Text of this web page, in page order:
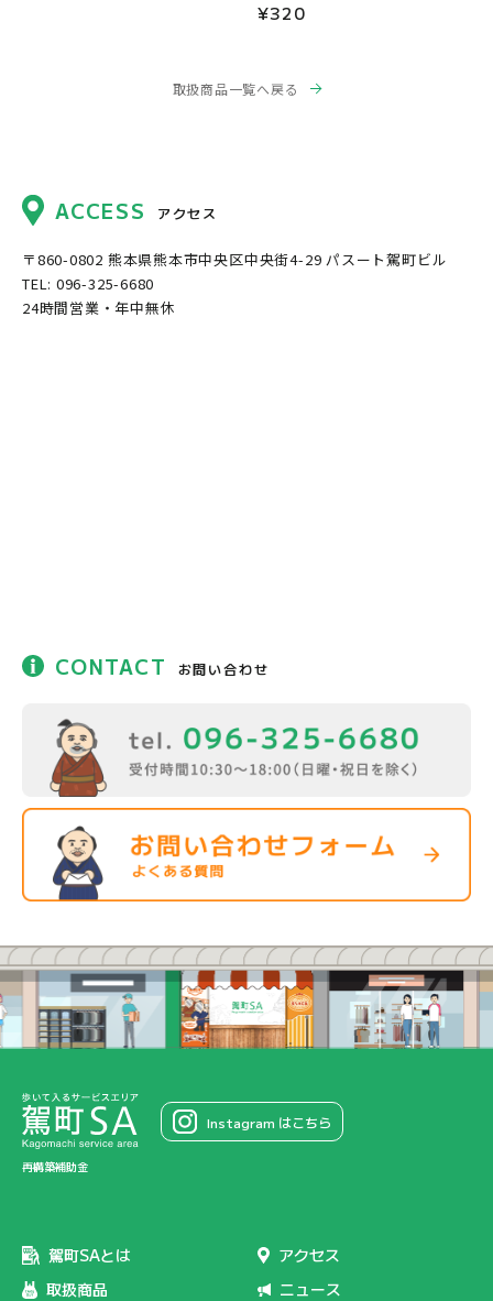
¥320
取扱商品一覧へ戻る
ACCESS アクセス
〒860-0802 熊本県熊本市中央区中央街4-29 パスート駕町ビル
TEL: 096-325-6680
24時間営業・年中無休
CONTACT お問い合わせ
Instagram はこちら
再構築補助金
駕町SAとは
アクセス
取扱商品
ニュース